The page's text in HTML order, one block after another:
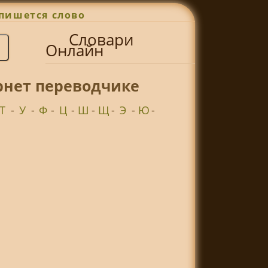
слово
Словари
Онлайн
переводчике
Т - У - Ф - Ц - Ш - Щ- Э - Ю-